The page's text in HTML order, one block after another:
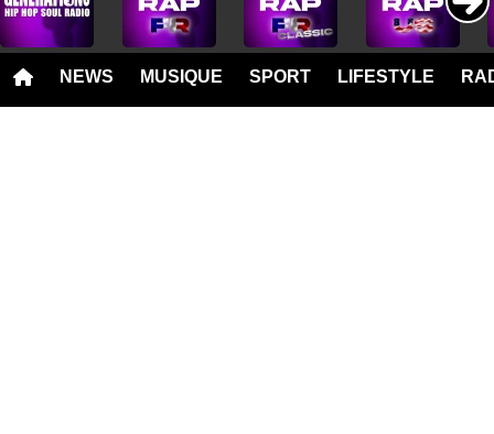
NEWS MUSIQUE SPORT LIFESTYLE